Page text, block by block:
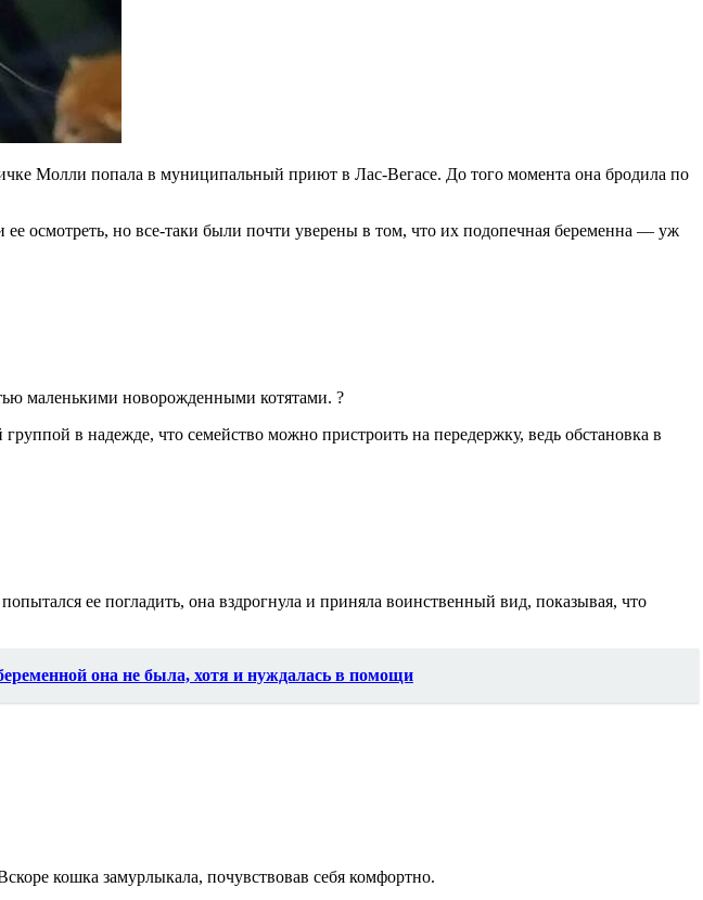
Молли попала в муниципальный приют в Лас-Вегасе. До того момента она бродила по
осмотреть, но все-таки были почти уверены в том, что их подопечная беременна — уж
маленькими новорожденными котятами. ?
в надежде, что семейство можно пристроить на передержку, ведь обстановка в
ее погладить, она вздрогнула и приняла воинственный вид, показывая, что
она не была, хотя и нуждалась в помощи
кошка замурлыкала, почувствовав себя комфортно.